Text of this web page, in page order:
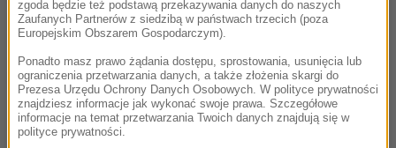
głośnym dramacie „Wall Street”, za rolę w którym został
nagrodzony Oscarem. Drugiego natomiast można było
zobaczyć w dwóch „wietnamskich” projektach Stone’a –
filmach „Pluton” i „Urodzony 4 lipca”. Oprócz nich w produkcji
występują także Ellen Barkin, Homer Gere oraz Yvonne
Chapman.
zgoda będzie też podstawą przekazywania danych do naszych
Zaufanych Partnerów z siedzibą w państwach trzecich (poza
Europejskim Obszarem Gospodarczym).
Ponadto masz prawo żądania dostępu, sprostowania, usunięcia lub
ograniczenia przetwarzania danych, a także złożenia skargi do
Prezesa Urzędu Ochrony Danych Osobowych. W polityce prywatności
znajdziesz informacje jak wykonać swoje prawa. Szczegółowe
informacje na temat przetwarzania Twoich danych znajdują się w
polityce prywatności.